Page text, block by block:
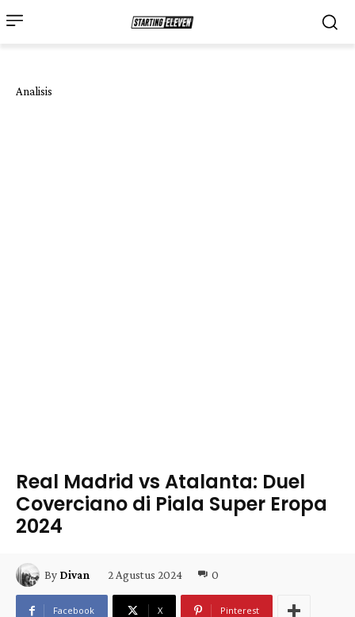
Analisis
Real Madrid vs Atalanta: Duel
Coverciano di Piala Super Eropa
2024
By Divan 2 Agustus 2024 0
Facebook X Pinterest